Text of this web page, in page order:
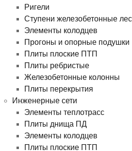
Ригели
Ступени железобетонные
Элементы колодцев
Прогоны и опорные подушки
Плиты плоские ПТП
Плиты ребристые
Железобетонные колонны
Плиты перекрытия
Инженерные сети
Элементы теплотрасс
Плиты днища ПД
Элементы колодцев
Плиты плоские ПТП